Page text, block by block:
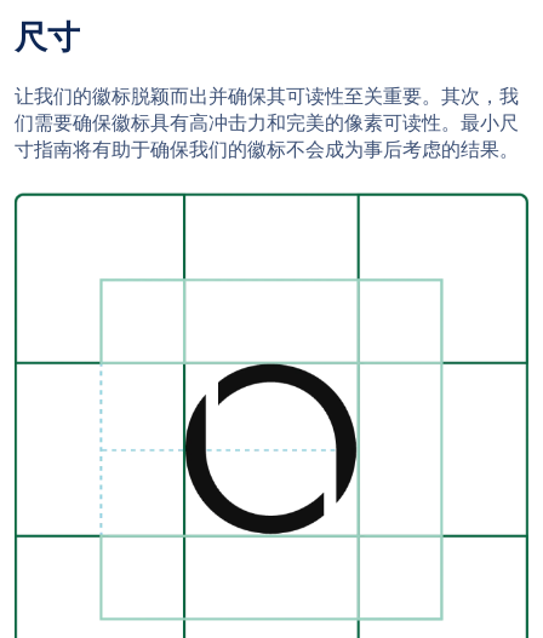
尺寸
让我们的徽标脱颖而出并确保其可读性至关重要。其次，我
们需要确保徽标具有高冲击力和完美的像素可读性。最小尺
寸指南将有助于确保我们的徽标不会成为事后考虑的结果。